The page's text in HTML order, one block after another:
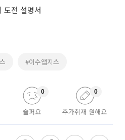
도전 설명서
#이수앱지스
슬퍼요
0
추가취재 원해요
0